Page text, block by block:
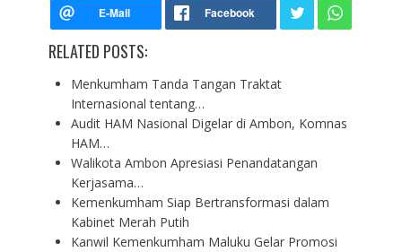
RELATED POSTS:
Menkumham Tanda Tangan Traktat
Internasional tentang…
Audit HAM Nasional Digelar di Ambon, Komnas
HAM…
Walikota Ambon Apresiasi Penandatangan
Kerjasama…
Kemenkumham Siap Bertransformasi dalam
Kabinet Merah Putih
Kanwil Kemenkumham Maluku Gelar Promosi